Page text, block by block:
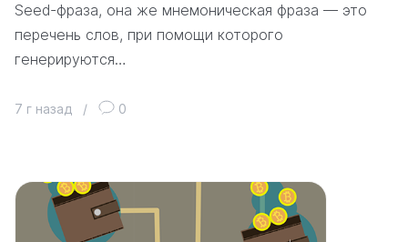
Seed-фраза, она же мнемоническая фраза ― это
перечень слов, при помощи которого
генерируются…
7 г назад / 0